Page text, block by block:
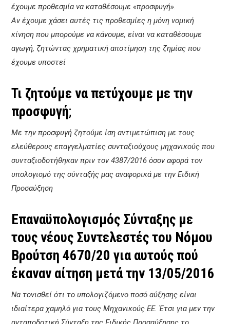
έχουμε προθεσμία να καταθέσουμε «προσφυγή».
Αν έχουμε χάσει αυτές τις προθεσμίες η μόνη νομική
κίνηση που μπορούμε να κάνουμε, είναι να καταθέσουμε
αγωγή, ζητώντας χρηματική αποτίμηση της ζημίας που
έχουμε υποστεί
Τι ζητούμε να πετύχουμε με την
προσφυγή;
Με την προσφυγή ζητούμε ίση αντιμετώπιση με τους
ελεύθερους επαγγελματίες συνταξιούχους μηχανικούς που
συνταξιοδοτήθηκαν πριν τον 4387/2016 όσον αφορά τον
υπολογισμό της σύνταξής μας αναφορικά με την Ειδική
Προσαύξηση
Επαναϋπολογισμός Σύνταξης με
τους νέους Συντελεστές του Νόμου
Βρούτση 4670/20 για αυτούς πού
έκαναν αίτηση μετά την 13/05/2016
Να τονισθεί ότι το υπολογιζόμενο ποσό αύξησης είναι
ιδιαίτερα χαμηλό για τους Μηχανικούς ΕΕ. Έτσι για μεν την